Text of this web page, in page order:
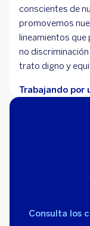
conscientes de
promovemos
lineamientos que
no
trato digno y
Trabajando por
Consulta los